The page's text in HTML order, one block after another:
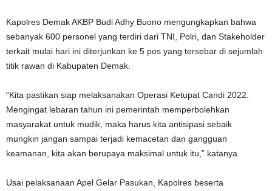
Kapolres Demak AKBP Budi Adhy Buono mengungkapkan bahwa
sebanyak 600 personel yang terdiri dari TNI, Polri, dan Stakeholder
terkait mulai hari ini diterjunkan ke 5 pos yang tersebar di sejumlah
titik rawan di Kabupaten Demak.
“Kita pastikan siap melaksanakan Operasi Ketupat Candi 2022.
Mengingat lebaran tahun ini pemerintah memperbolehkan
masyarakat untuk mudik, maka harus kita antisipasi sebaik
mungkin jangan sampai terjadi kemacetan dan gangguan
keamanan, kita akan berupaya maksimal untuk itu,” katanya.
Usai pelaksanaan Apel Gelar Pasukan, Kapolres beserta